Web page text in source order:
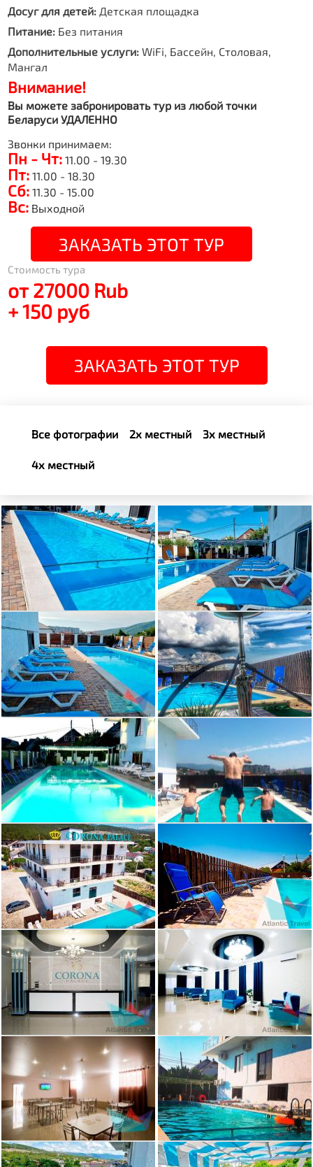
Досуг для детей: Детская площадка
Питание: Без питания
Дополнительные услуги: WiFi, Бассейн, Столовая,
Мангал
Внимание!
Вы можете забронировать тур из любой точки
Беларуси УДАЛЕННО
Звонки принимаем:
Пн - Чт: 11.00 - 19.30
Пт: 11.00 - 18.30
Сб: 11.30 - 15.00
Вс: Выходной
ЗАКАЗАТЬ ЭТОТ ТУР
Стоимость тура
от 27000 Rub
+ 150 руб
ЗАКАЗАТЬ ЭТОТ ТУР
Все фотографии 2х местный 3х местный
4х местный